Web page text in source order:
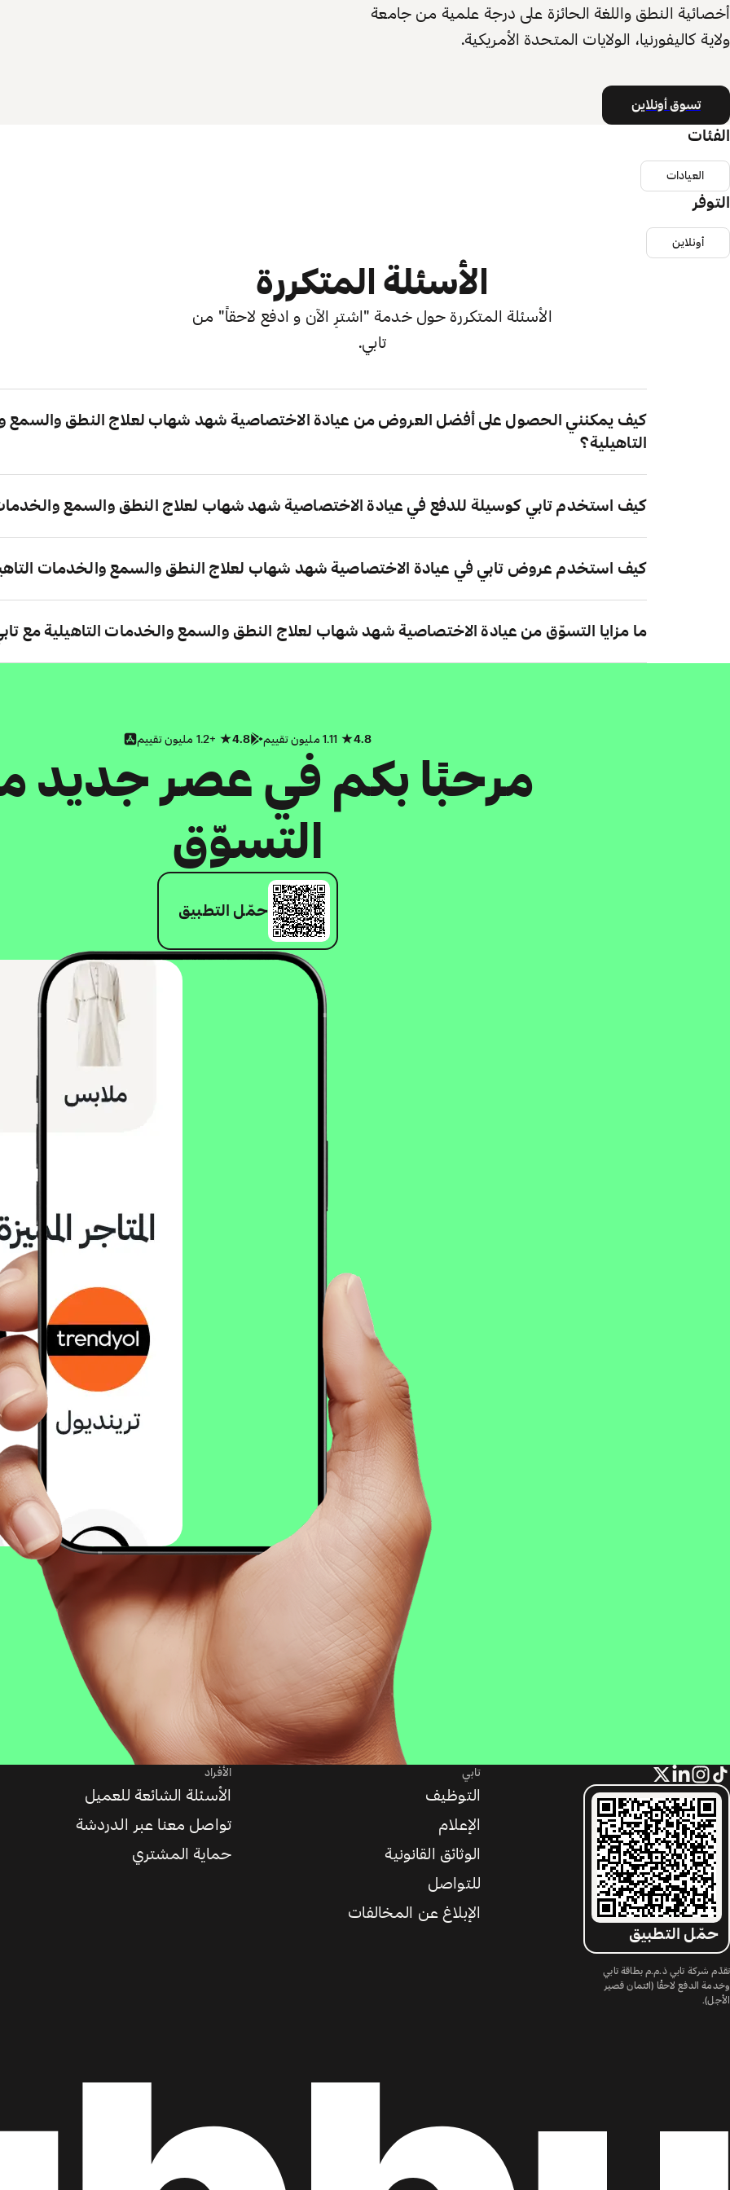
أخصائية النطق واللغة الحائزة على درجة علمية من جامعة
ولاية كاليفورنيا، الولايات المتحدة الأمريكية.
تسوق أونلاين
الفئات
العيادات
التوفر
أونلاين
الأسئلة المتكررة
الأسئلة المتكررة حول خدمة "اشترِ الآن و ادفع لاحقاً" من
تابي.
كيف يمكنني الحصول على أفضل العروض من عيادة الاختصاصية شهد شهاب لعلاج النطق والسمع
التاهيلية؟
كيف استخدم تابي كوسيلة للدفع في عيادة الاختصاصية شهد شهاب لعلاج النطق والسمع والخدمات
كيف استخدم عروض تابي في عيادة الاختصاصية شهد شهاب لعلاج النطق والسمع والخدمات
ما مزايا التسوّق من عيادة الاختصاصية شهد شهاب لعلاج النطق والسمع والخدمات التاهيلية مع
4.8
4.8 +1.2 مليون تقييم
مرحبًا بكم في عصر جديد
التسوّق
حمّل التطبيق
حمّل التطبيق
تقدّم شركة تابي ذ.م.م بطاقة تابي
وخدمة الدفع لاحقًا (ائتمان قصير
الأجل).
تابي
التوظيف
الإعلام
الوثائق القانونية
للتواصل
الإبلاغ عن المخالفات
الأفراد
الأسئلة الشائعة للعميل
تواصل معنا عبر الدردشة
حماية المشتري